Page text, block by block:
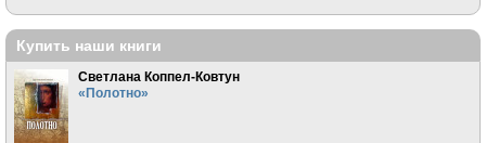
Купить наши книги
Светлана Коппел-Ковтун
«Полотно»